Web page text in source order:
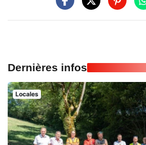
Dernières infos
Locales